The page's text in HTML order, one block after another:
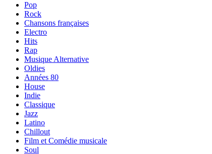
Pop
Rock
Chansons françaises
Electro
Hits
Rap
Musique Alternative
Oldies
Années 80
House
Indie
Classique
Jazz
Latino
Chillout
Film et Comédie musicale
Soul